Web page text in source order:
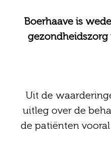
Boerhaave is w
gezondheidszorg
Uit de
uitleg over de
de patiënten